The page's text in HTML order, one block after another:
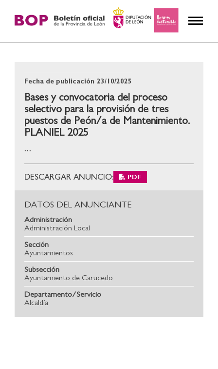
Bases y convocatoria del proceso
selectivo para la provisión de tres
puestos de Peón/a de Mantenimiento.
PLANIEL 2025
...
Fecha de publicación 23/10/2025
DESCARGAR ANUNCIO: PDF
DATOS DEL ANUNCIANTE
Administración
Administración Local
Sección
Ayuntamientos
Subsección
Ayuntamiento de Carucedo
Departamento/Servicio
Alcaldía